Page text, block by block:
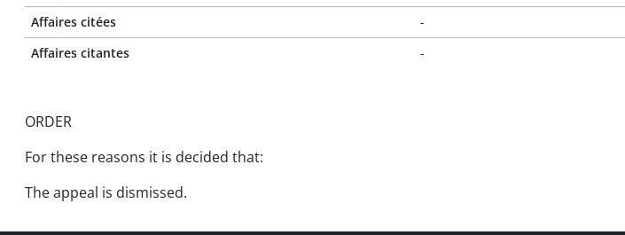
Affaires citées
-
Affaires citantes
-
ORDER
For these reasons it is decided that:
The appeal is dismissed.